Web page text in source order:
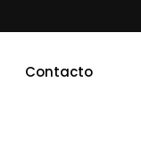
Contacto